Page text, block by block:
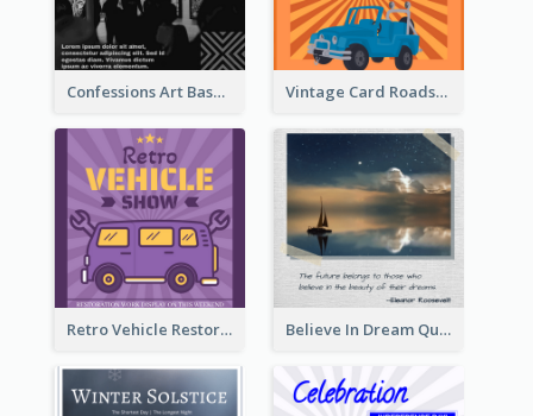
Confessions Art Basel Instagram Post Vintage Card Roadshow Instagram Post
Retro Vehicle Restoration Instagram Post Believe In Dream Quote Instagram Post